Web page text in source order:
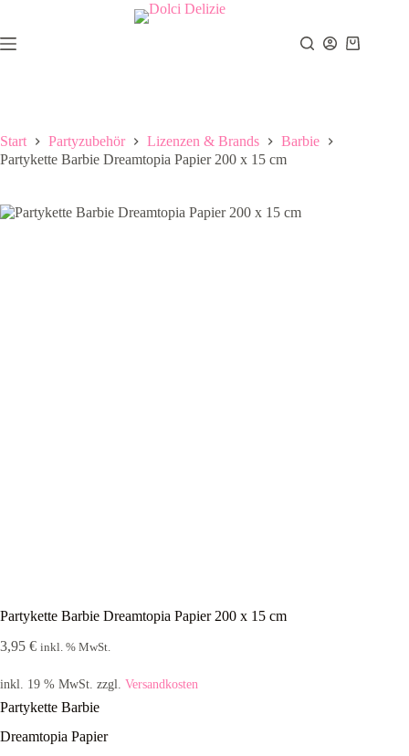
springen
Warenkorb
Start Partyzubehör Lizenzen & Brands
Barbie
Partykette Barbie Dreamtopia Papier 200 x 15 cm
Partykette Barbie Dreamtopia Papier 200 x 15 cm
3,95 € inkl. % MwSt.
inkl. 19 % MwSt. zzgl. Versandkosten
Partykette Barbie
Dreamtopia Papier